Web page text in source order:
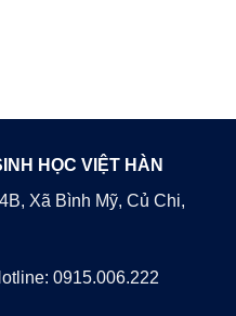
HỌC VIỆT HÀN
Xã Bình Mỹ, Củ Chi,
0915.006.222